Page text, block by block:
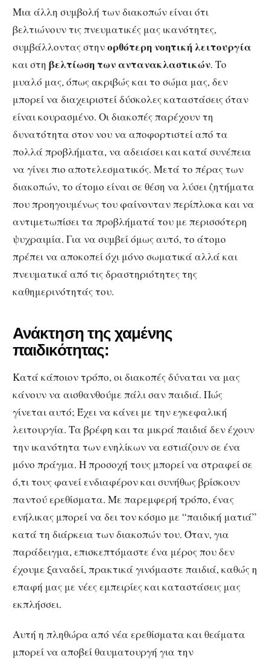
Μια άλλη συμβολή των διακοπών είναι ότι
βελτιώνουν τις πνευματικές μας ικανότητες,
συμβάλλοντας στηνορθότερη νοητική λειτουργία
και στη βελτίωση των αντανακλαστικών. Το
μυαλό μας, όπως ακριβώς και το σώμα μας, δεν
μπορεί να διαχειριστεί δύσκολες καταστάσεις όταν
είναι κουρασμένο. Οι διακοπές παρέχουν τη
δυνατότητα στον νου να αποφορτιστεί από τα
πολλά προβλήματα, να αδειάσει και κατά συνέπεια
να γίνει πιο αποτελεσματικός. Μετά το πέρας των
διακοπών, το άτομο είναι σε θέση να λύσει ζητήματα
που προηγουμένως του φαίνονταν περίπλοκα και να
αντιμετωπίσει τα προβλήματά του με περισσότερη
ψυχραιμία. Για να συμβεί όμως αυτό, το άτομο
πρέπει να αποκοπεί όχι μόνο σωματικά αλλά και
πνευματικά από τις δραστηριότητες της
καθημερινότητάς του.
Ανάκτηση της χαμένης
παιδικότητας:
Κατά κάποιον τρόπο, οι διακοπές δύναται να μας
κάνουν να αισθανθούμε πάλι σαν παιδιά. Πώς
γίνεται αυτό; Έχει να κάνει με την εγκεφαλική
λειτουργία. Τα βρέφη και τα μικρά παιδιά δεν έχουν
την ικανότητα των ενηλίκων να εστιάζουν σε ένα
μόνο πράγμα. Η προσοχή τους μπορεί να στραφεί σε
ό,τι τους φανεί ενδιαφέρον και συνήθως βρίσκουν
παντού ερεθίσματα. Με παρεμφερή τρόπο, ένας
ενήλικας μπορεί να δει τον κόσμο με “παιδική ματιά”
κατά τη διάρκεια των διακοπών του. Όταν, για
παράδειγμα, επισκεπτόμαστε ένα μέρος που δεν
έχουμε ξαναδεί, πρακτικά γινόμαστε παιδιά, καθώς η
επαφή μας με νέες εμπειρίες και καταστάσεις μας
εκπλήσσει.
Αυτή η πληθώρα από νέα ερεθίσματα και θεάματα
μπορεί να αποβεί θαυματουργή για την